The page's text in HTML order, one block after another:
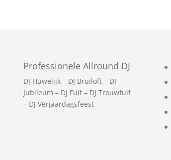
Professionele Allround DJ
DJ Huwelijk– DJ Bruiloft– DJ
Jubileum – DJ Fuif– DJ Trouwfuif
– DJ Verjaardagsfeest